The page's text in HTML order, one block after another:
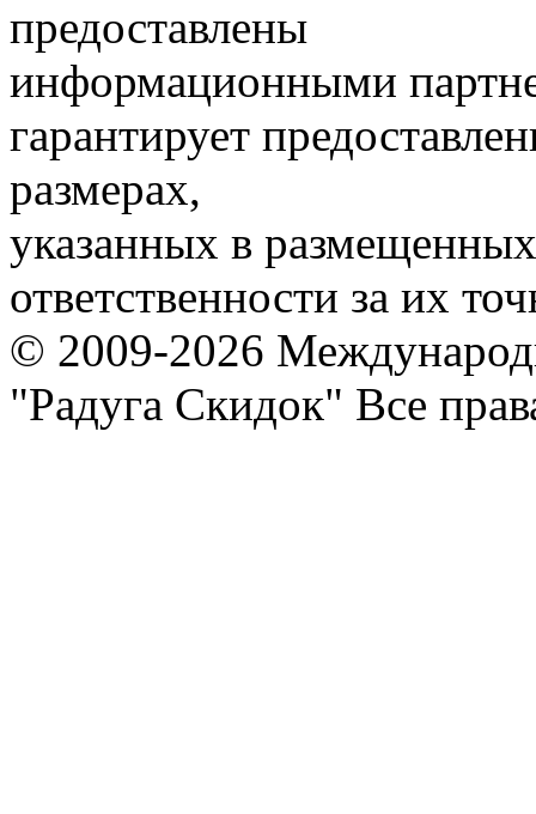
предоставлены
информационными
гарантирует
размерах,
указанных в
ответственности за их
© 2009-2026
"Радуга Скидок" Все